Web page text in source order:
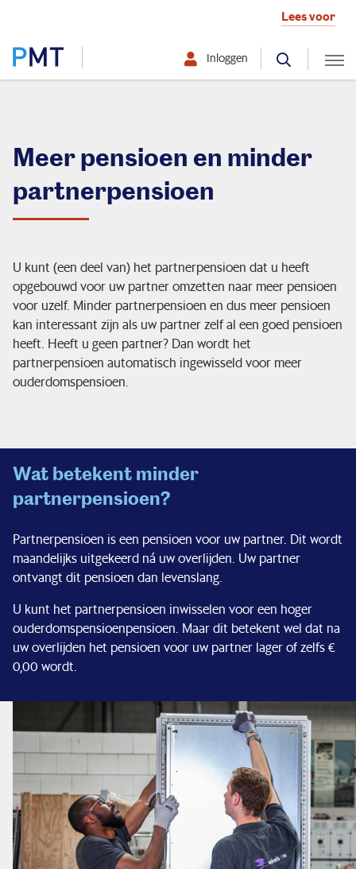
Lees voor
Werkgever
Inloggen
Mijn situatie verandert
Ik ontvang pensioen
Zo beleggen we
Service & contact
Meer pensioen en minder
partnerpensioen
U kunt (een deel van) het partnerpensioen dat u heeft
opgebouwd voor uw partner omzetten naar meer pensioen
voor uzelf. Minder partnerpensioen en dus meer pensioen
kan interessant zijn als uw partner zelf al een goed pensioen
heeft. Heeft u geen partner? Dan wordt het
partnerpensioen automatisch ingewisseld voor meer
ouderdomspensioen.
Wat betekent minder
partnerpensioen?
Partnerpensioen is een pensioen voor uw partner. Dit wordt
maandelijks uitgekeerd ná uw overlijden. Uw partner
ontvangt dit pensioen dan levenslang.
U kunt het partnerpensioen inwisselen voor een hoger
ouderdomspensioenpensioen. Maar dit betekent wel dat na
uw overlijden het pensioen voor uw partner lager of zelfs €
0,00 wordt.